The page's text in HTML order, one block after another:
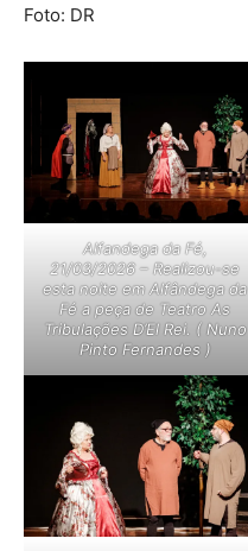
Foto: DR
Alfandega da Fé,
21/03/2026 – Realizou-se
esta noite em Alfândega da
Fé a peça de Teatro As
Tribulações D’El Rei. ( Nuno
Pinto Fernandes )